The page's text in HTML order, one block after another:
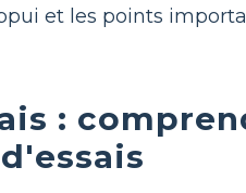
et les points
: